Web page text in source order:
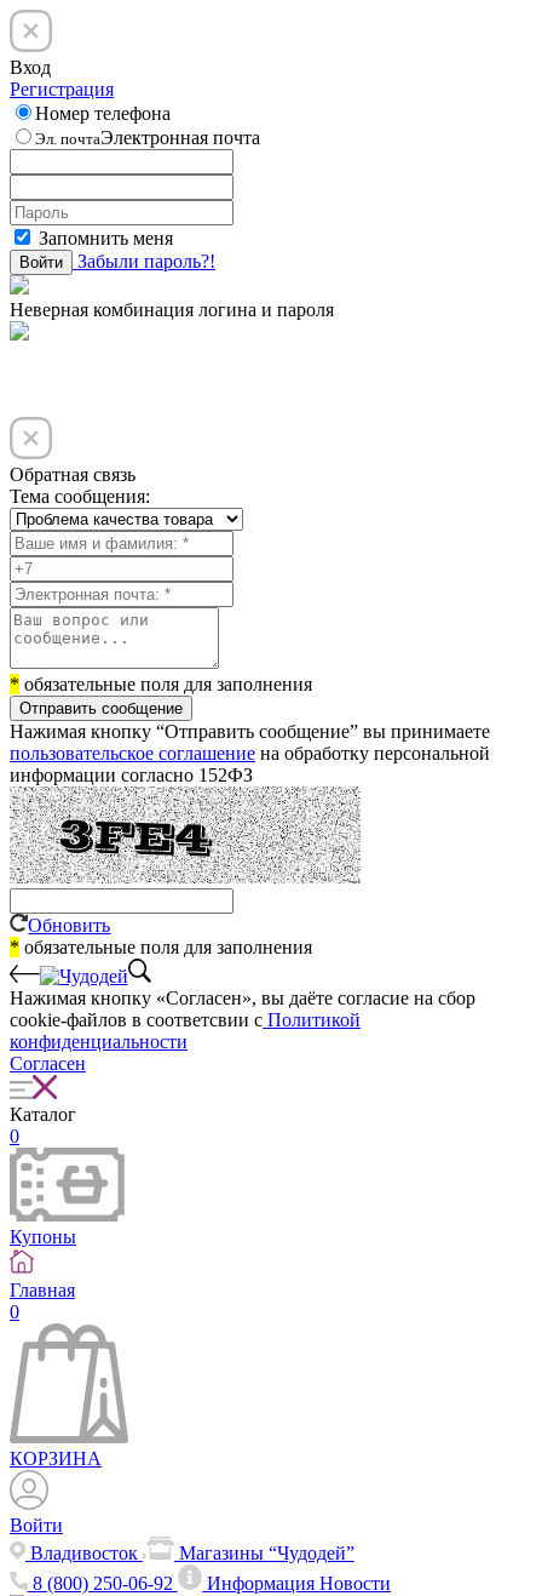
Вход
Регистрация
Номер телефона
Эл. почтаЭлектронная почта
Запомнить меня
Войти Забыли пароль?!
Неверная комбинация логина и пароля
Обратная связь
Тема сообщения:
* обязательные поля для заполнения
Отправить сообщение
Нажимая кнопку “Отправить сообщение” вы принимаете
пользовательское соглашение на обработку персональной
информации согласно 152ФЗ
Обновить
* обязательные поля для заполнения
Нажимая кнопку «Согласен», вы даёте cогласие на сбор
cookie-файлов в соответсвии с Политикой
конфиденциальности
Согласен
Каталог
0
Купоны
Главная
0
КОРЗИНА
Войти
Владивосток
Магазины “Чудодей”
8 (800) 250-06-92
ИнформацияНовости